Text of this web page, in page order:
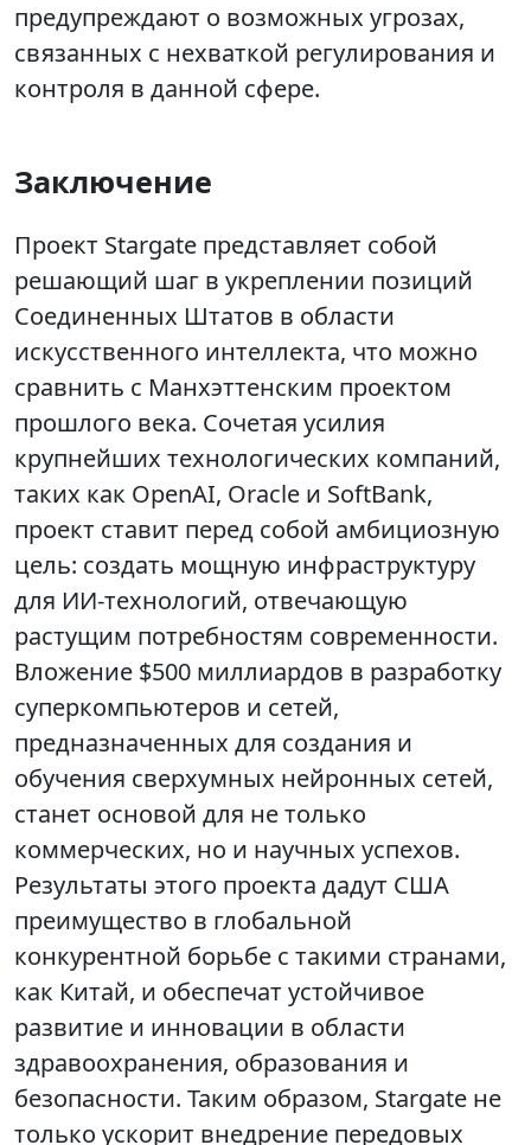
предупреждают о возможных угрозах,
связанных с нехваткой регулирования и
контроля в данной сфере.
Заключение
Проект Stargate представляет собой
решающий шаг в укреплении позиций
Соединенных Штатов в области
искусственного интеллекта, что можно
сравнить с Манхэттенским проектом
прошлого века. Сочетая усилия
крупнейших технологических компаний,
таких как OpenAI, Oracle и SoftBank,
проект ставит перед собой амбициозную
цель: создать мощную инфраструктуру
для ИИ-технологий, отвечающую
растущим потребностям современности.
Вложение $500 миллиардов в разработку
суперкомпьютеров и сетей,
предназначенных для создания и
обучения сверхумных нейронных сетей,
станет основой для не только
коммерческих, но и научных успехов.
Результаты этого проекта дадут США
преимущество в глобальной
конкурентной борьбе с такими странами,
как Китай, и обеспечат устойчивое
развитие и инновации в области
здравоохранения, образования и
безопасности. Таким образом, Stargate не
только ускорит внедрение передовых